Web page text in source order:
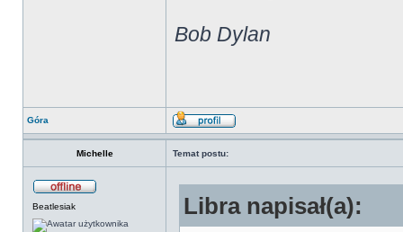
Bob Dylan
Góra
Michelle Temat postu:
Beatlesiak Libra napisał(a):